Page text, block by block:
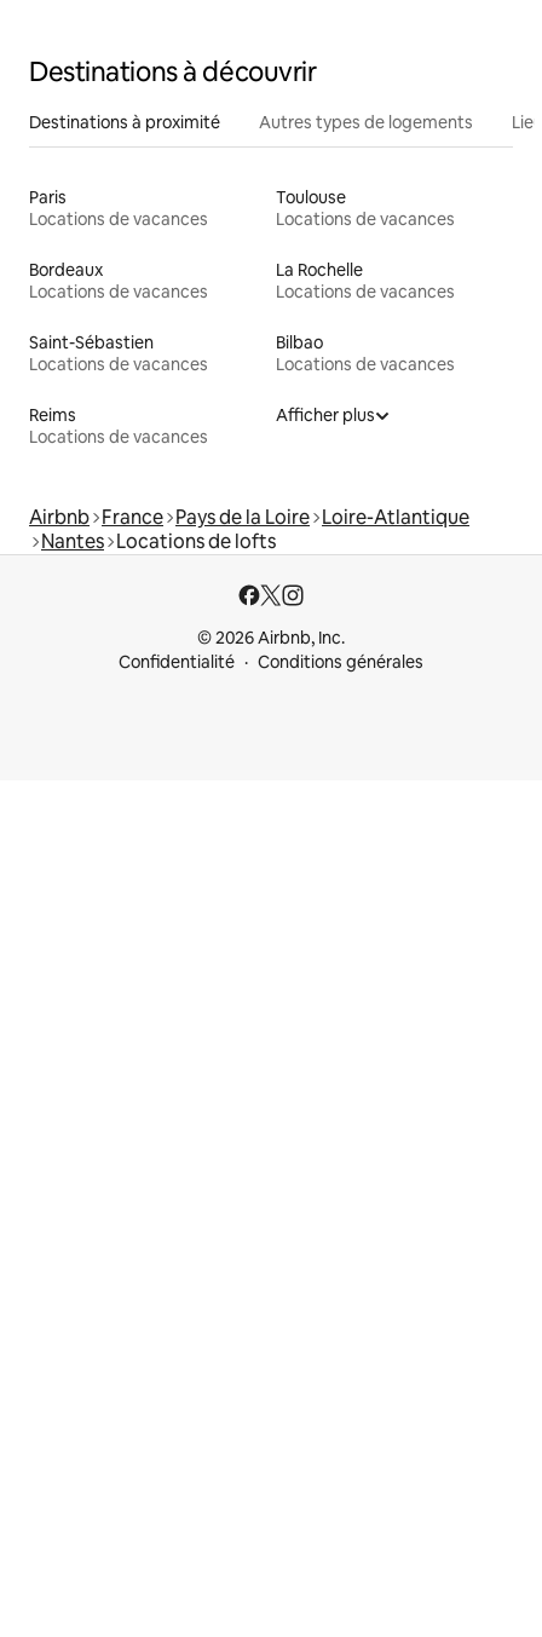
Destinations à découvrir
Destinations à proximité Autres types de logements
Paris
Locations de vacances
Toulouse
Locations de vacances
Bordeaux
Locations de vacances
La Rochelle
Locations de vacances
Saint-Sébastien
Locations de vacances
Bilbao
Locations de vacances
Reims
Locations de vacances
Afficher plus
Airbnb France Pays de la Loire Loire-Atlantique
Nantes Locations de lofts
© 2026 Airbnb, Inc.
Confidentialité
Conditions générales